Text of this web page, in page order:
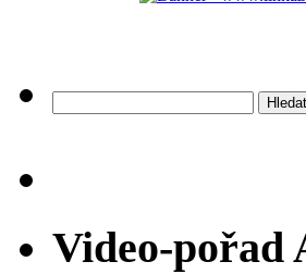
Video-pořad